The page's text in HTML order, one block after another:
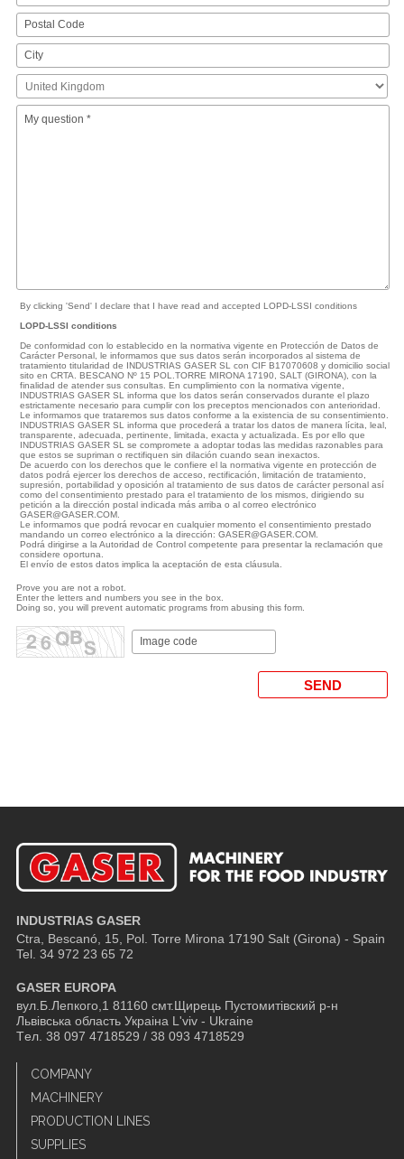
By clicking 'Send' I declare that I have read and accepted LOPD-LSSI conditions
LOPD-LSSI conditions
De conformidad con lo establecido en la normativa vigente en Protección de Datos de
Carácter Personal, le informamos que sus datos serán incorporados al sistema de
tratamiento titularidad de INDUSTRIAS GASER SL con CIF B17070608 y domicilio social
sito en CRTA. BESCANO Nº 15 POL.TORRE MIRONA 17190, SALT (GIRONA), con la
finalidad de atender sus consultas. En cumplimiento con la normativa vigente,
INDUSTRIAS GASER SL informa que los datos serán conservados durante el plazo
estrictamente necesario para cumplir con los preceptos mencionados con anterioridad.
Le informamos que trataremos sus datos conforme a la existencia de su consentimiento.
INDUSTRIAS GASER SL informa que procederá a tratar los datos de manera lícita, leal,
transparente, adecuada, pertinente, limitada, exacta y actualizada. Es por ello que
INDUSTRIAS GASER SL se compromete a adoptar todas las medidas razonables para
que estos se supriman o rectifiquen sin dilación cuando sean inexactos.
De acuerdo con los derechos que le confiere el la normativa vigente en protección de
datos podrá ejercer los derechos de acceso, rectificación, limitación de tratamiento,
supresión, portabilidad y oposición al tratamiento de sus datos de carácter personal así
como del consentimiento prestado para el tratamiento de los mismos, dirigiendo su
petición a la dirección postal indicada más arriba o al correo electrónico
GASER@GASER.COM.
Le informamos que podrá revocar en cualquier momento el consentimiento prestado
mandando un correo electrónico a la dirección: GASER@GASER.COM.
Podrá dirigirse a la Autoridad de Control competente para presentar la reclamación que
considere oportuna.
El envío de estos datos implica la aceptación de esta cláusula.
Prove you are not a robot.
Enter the letters and numbers you see in the box.
Doing so, you will prevent automatic programs from abusing this form.
INDUSTRIAS GASER
Ctra, Bescanó, 15, Pol. Torre Mirona 17190 Salt (Girona) - Spain
Tel. 34 972 23 65 72
GASER EUROPA
вул.Б.Лепкого,1 81160 смт.Щирець Пустомитівский р-н
Львівська область Украіна L'viv - Ukraine
Tел. 38 097 4718529 / 38 093 4718529
COMPANY
MACHINERY
PRODUCTION LINES
SUPPLIES